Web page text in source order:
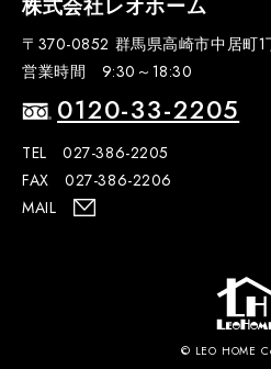
株式会社レオホーム
〒370-0852 群馬県高崎市中居町1
営業時間 9:30～18:30
0120-33-2205
TEL 027-386-2205
FAX 027-386-2206
MAIL
© LEO HOME